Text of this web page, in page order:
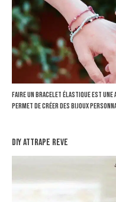
Faire un bracelet élastique est une
permet de créer des bijoux
diy attrape reve